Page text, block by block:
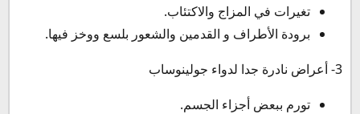
تغيرات في المزاج والاكتئاب.
برودة الأطراف و القدمين والشعور بلسع ووخز فيها.
3- أعراض نادرة جدا لدواء جولينوساب
تورم ببعض أجزاء الجسم.